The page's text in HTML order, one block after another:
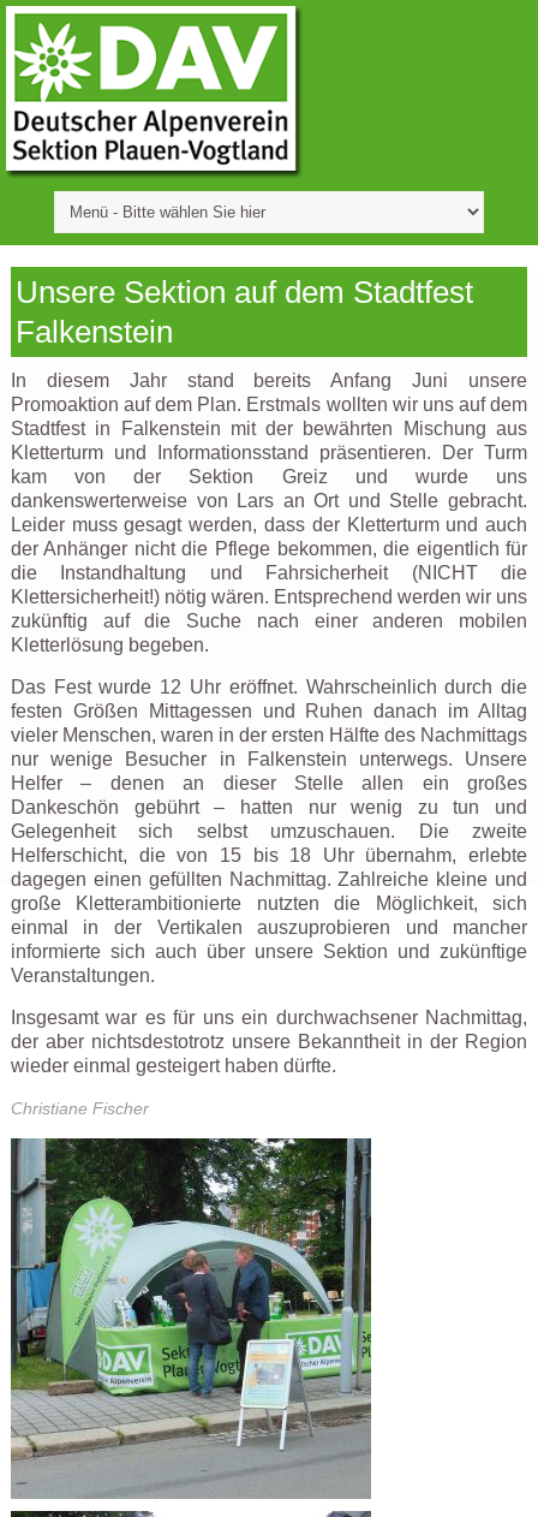
Unsere Sektion auf dem Stadtfest
Falkenstein
In diesem Jahr stand bereits Anfang Juni unsere
Promoaktion auf dem Plan. Erstmals wollten wir uns auf dem
Stadtfest in Falkenstein mit der bewährten Mischung aus
Kletterturm und Informationsstand präsentieren. Der Turm
kam von der Sektion Greiz und wurde uns
dankenswerterweise von Lars an Ort und Stelle gebracht.
Leider muss gesagt werden, dass der Kletterturm und auch
der Anhänger nicht die Pflege bekommen, die eigentlich für
die Instandhaltung und Fahrsicherheit (NICHT die
Klettersicherheit!) nötig wären. Entsprechend werden wir uns
zukünftig auf die Suche nach einer anderen mobilen
Kletterlösung begeben.
Das Fest wurde 12 Uhr eröffnet. Wahrscheinlich durch die
festen Größen Mittagessen und Ruhen danach im Alltag
vieler Menschen, waren in der ersten Hälfte des Nachmittags
nur wenige Besucher in Falkenstein unterwegs. Unsere
Helfer – denen an dieser Stelle allen ein großes
Dankeschön gebührt – hatten nur wenig zu tun und
Gelegenheit sich selbst umzuschauen. Die zweite
Helferschicht, die von 15 bis 18 Uhr übernahm, erlebte
dagegen einen gefüllten Nachmittag. Zahlreiche kleine und
große Kletterambitionierte nutzten die Möglichkeit, sich
einmal in der Vertikalen auszuprobieren und mancher
informierte sich auch über unsere Sektion und zukünftige
Veranstaltungen.
Insgesamt war es für uns ein durchwachsener Nachmittag,
der aber nichtsdestotrotz unsere Bekanntheit in der Region
wieder einmal gesteigert haben dürfte.
Christiane Fischer